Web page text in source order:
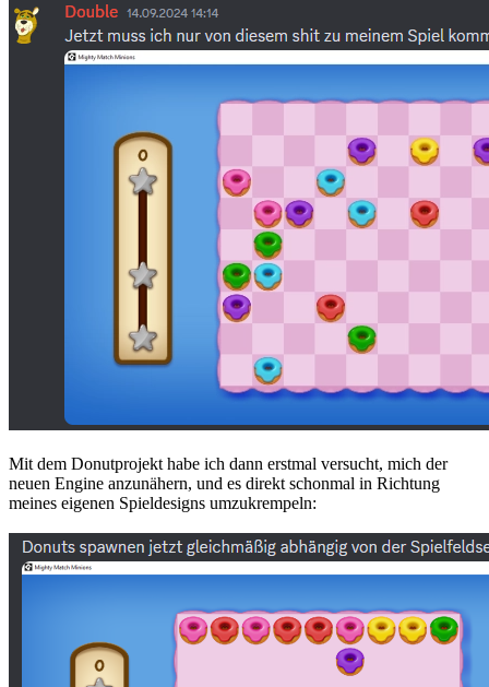
Mit dem Donutprojekt habe ich dann erstmal versucht, mich der
neuen Engine anzunähern, und es direkt schonmal in Richtung
meines eigenen Spieldesigns umzukrempeln: